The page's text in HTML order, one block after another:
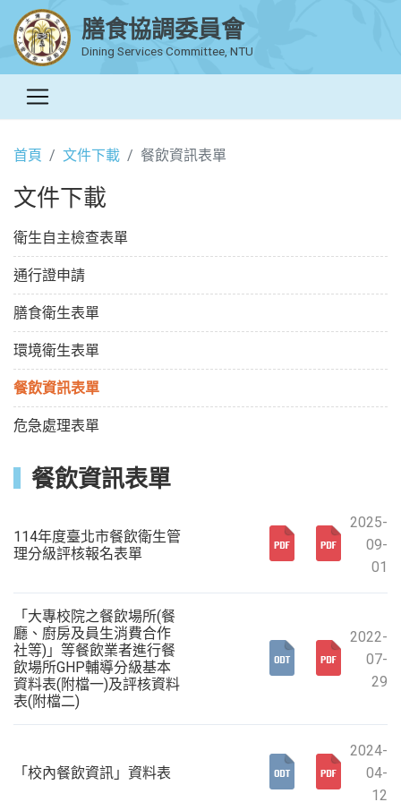
膳食協調委員會
Dining Services Committee, NTU
首頁 文件下載 餐飲資訊表單
文件下載
衛生自主檢查表單
通行證申請
膳食衛生表單
環境衛生表單
餐飲資訊表單
危急處理表單
餐飲資訊表單
114年度臺北市餐飲衛生管
理分級評核報名表單
2025-
09-
01
「大專校院之餐飲場所(餐
廳、廚房及員生消費合作
社等)」等餐飲業者進行餐
飲場所GHP輔導分級基本
資料表(附檔一)及評核資料
表(附檔二)
2022-
07-
29
「校內餐飲資訊」資料表
2024-
04-
12